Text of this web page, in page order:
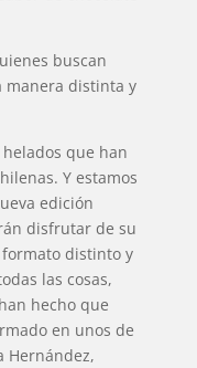
buscan
manera distinta y
que han
Y estamos
edición
disfrutar de su
distinto y
las cosas,
hecho que
en unos de
Hernández,